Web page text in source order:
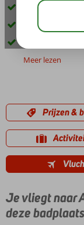
Rustig gelegen
Gratis
Meer lezen
Prijzen &
Je vliegt naar
deze